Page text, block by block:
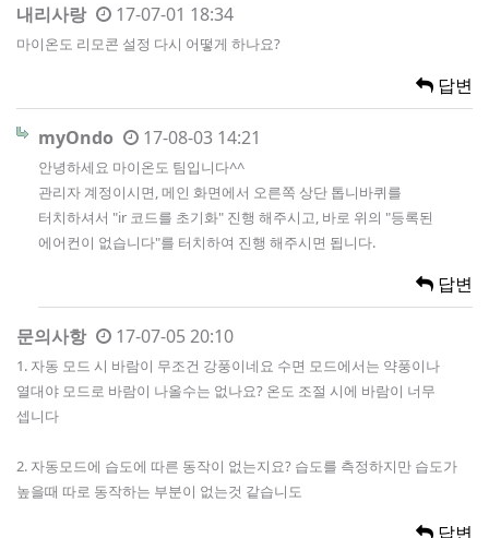
내리사랑 17-07-01 18:34
마이온도 리모콘 설정 다시 어떻게 하나요?
답변
myOndo 17-08-03 14:21
안녕하세요 마이온도 팀입니다^^
관리자 계정이시면, 메인 화면에서 오른쪽 상단 톱니바퀴를
터치하셔서 "ir 코드를 초기화" 진행 해주시고, 바로 위의 "등록된
에어컨이 없습니다"를 터치하여 진행 해주시면 됩니다.
답변
문의사항 17-07-05 20:10
1. 자동 모드 시 바람이 무조건 강풍이네요 수면 모드에서는 약풍이나
열대야 모드로 바람이 나올수는 없나요? 온도 조절 시에 바람이 너무
셉니다
2. 자동모드에 습도에 따른 동작이 없는지요? 습도를 측정하지만 습도가
높을때 따로 동작하는 부분이 없는것 같습니도
답변